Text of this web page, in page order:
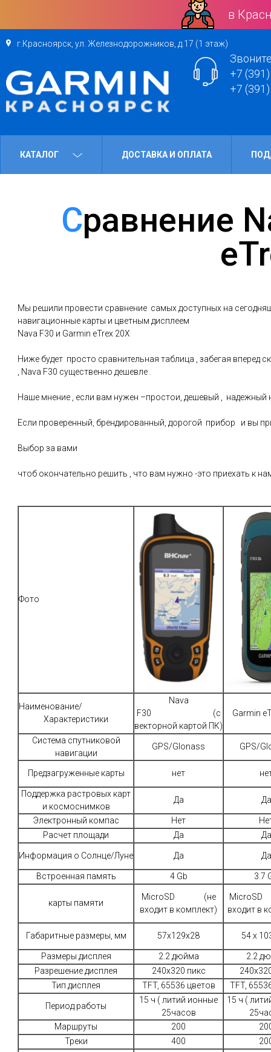
в
г.Красноярск, ул. Железнодорожников, д.17 (1 этаж)
+7
+7
КАТАЛОГ ДОСТАВКА И ОПЛАТА
Сравнение Nava F30 и Garmin
Мы решили провести сравнение самых доступных на
навигационные карты и цветным дисплеем
Nava F30 и Garmin eTrex 20X
Ниже будет просто сравнительная таблица , забегая
, Nava F30 существенно дешевле .
Наше мнение , если вам нужен –простои, дешевый ,
Если проверенный, брендированный, дорогой прибор и вы
Выбор за вами
чтоб окончательно решить , что вам нужно -это приехать к
Фото
Наименование/
Характеристики
Nava
F30 (с
векторной картой ПК)
Garmin
Система спутниковой
навигации
GPS/Glonass GPS/
Предзагруженные карты нет
Поддержка растровых карт
и космоснимков
Да Да
Электронный компас Нет
Расчет площади
Да Да
Информация о Солнце/Луне Да Да
Встроенная память 4 Gb 3.7
карты памяти
MicroSD (не
входит в комплект)
входит в
Габаритные размеры, мм 57x129x28 54 x
Размеры дисплея 2.2 дюйма
2.2
Разрешение дисплея
240x320 пикс
Тип дисплея
TFT, 65536 цветов TFT,
Период работы
15 ч ( литий ионные
25часов
15 ч (
Маршруты
200
Треки
400